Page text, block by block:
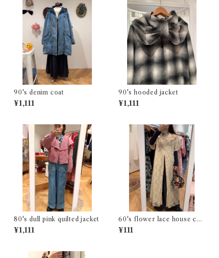
90's denim coat
¥1,111
90's hooded jacket
¥1,111
80's dull pink quilted jacket
¥1,111
60's flower lace house coa
t
¥111